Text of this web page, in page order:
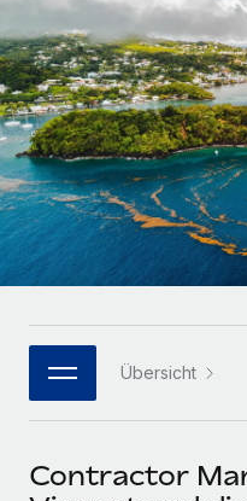
INFRASTRUKTUR
Remote Embedded
Nahtlose Integration
Plattform
Integrierte HR-
Verknüpfen
Neu
Verknüpfung
Integrationen
Prozessoptimierung
DIENSTLEISTUNGEN
Unternehmen
Mittelstand
Maßgeschneiderte
vergrößern
Enterprise
Globale HR für
PARTNER WERDEN
Flexible Einbettung
Plattform
Partner werden
LERNEN MIT REMOTE
Forschung und
Fallstudien
HR-Glossar
Checklisten und
Webinare
Events
Deutsch
Español
Italiano
Português (Portugal)
日本語
中文（简体）Übersicht
Contractor